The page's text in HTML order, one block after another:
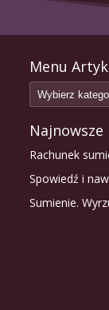
Menu
Najnowsze
Rachunek
Spowiedź i
Sumienie.